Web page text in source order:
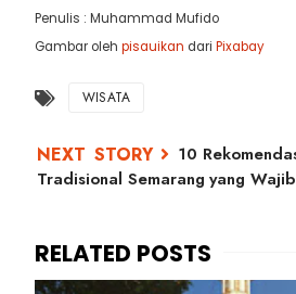
Penulis : Muhammad Mufido
Gambar oleh pisauikan dari Pixabay
WISATA
10
Tradisional Semarang yang